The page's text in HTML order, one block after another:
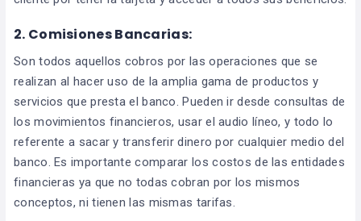
2. Comisiones Bancarias:
Son todos aquellos cobros por las operaciones que se
realizan al hacer uso de la amplia gama de productos y
servicios que presta el banco. Pueden ir desde consultas de
los movimientos financieros, usar el audio líneo, y todo lo
referente a sacar y transferir dinero por cualquier medio del
banco. Es importante comparar los costos de las entidades
financieras ya que no todas cobran por los mismos
conceptos, ni tienen las mismas tarifas.